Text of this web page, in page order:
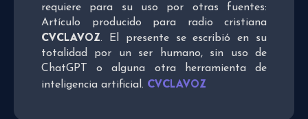
requiere para su uso por otras fuentes:
Artículo producido para radio cristiana
CVCLAVOZ. El presente se escribió en su
totalidad por un ser humano, sin uso de
ChatGPT o alguna otra herramienta de
inteligencia artificial. CVCLAVOZ